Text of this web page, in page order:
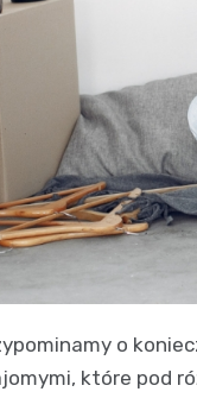
o
które pod